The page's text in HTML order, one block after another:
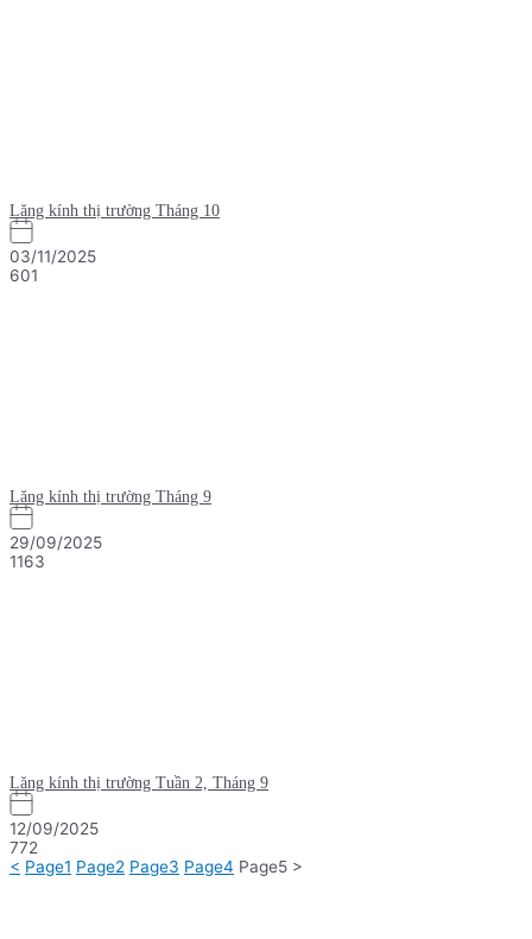
Lăng kính thị trường Tháng 10
03/11/2025
601
Lăng kính thị trường Tháng 9
29/09/2025
1163
Lăng kính thị trường Tuần 2, Tháng 9
12/09/2025
772
< Page1 Page2 Page3 Page4 Page5 >